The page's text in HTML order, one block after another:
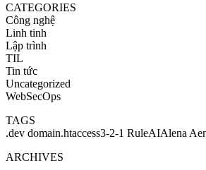
CATEGORIES
Công nghệ
Linh tinh
Lập trình
TIL
Tin tức
Uncategorized
WebSecOps
TAGS
.dev domain.htaccess3-2-1 RuleAIAlena
ARCHIVES